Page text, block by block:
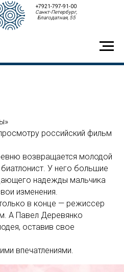
+7921-797-91-00
Санкт-Петербург,
Благодатная, 55
российский фильм
возвращается молодой
У него большие
надежды мальчика
изменения.
в конце — режиссер
А Павел Деревянко
оставив свое
впечатлениями.